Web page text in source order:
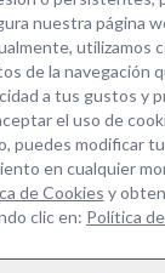
230 v Grupo
nuestra página
utilizamos
de la navegación
a tus gustos y
el uso de
puedes modificar
en cualquier
de Cookies y
clic en: Política